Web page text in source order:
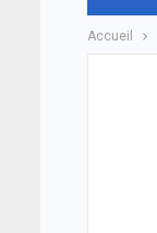
Accueil